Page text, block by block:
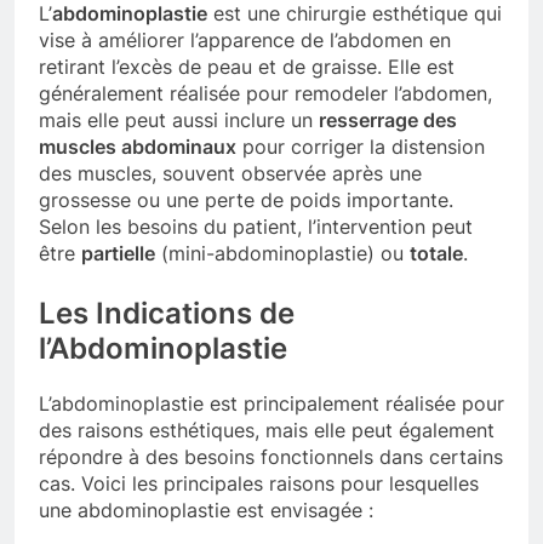
L’abdominoplastie est une chirurgie esthétique qui
vise à améliorer l’apparence de l’abdomen en
retirant l’excès de peau et de graisse. Elle est
généralement réalisée pour remodeler l’abdomen,
mais elle peut aussi inclure un resserrage des
muscles abdominaux pour corriger la distension
des muscles, souvent observée après une
grossesse ou une perte de poids importante.
Selon les besoins du patient, l’intervention peut
être partielle (mini-abdominoplastie) ou totale.
Les Indications de
l’Abdominoplastie
L’abdominoplastie est principalement réalisée pour
des raisons esthétiques, mais elle peut également
répondre à des besoins fonctionnels dans certains
cas. Voici les principales raisons pour lesquelles
une abdominoplastie est envisagée :